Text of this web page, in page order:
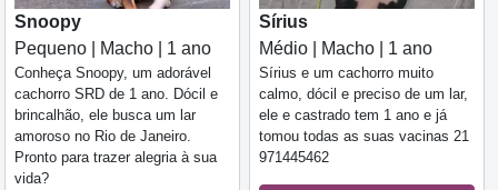
Snoopy
Pequeno | Macho | 1 ano
Conheça Snoopy, um adorável
cachorro SRD de 1 ano. Dócil e
brincalhão, ele busca um lar
amoroso no Rio de Janeiro.
Pronto para trazer alegria à sua
vida?
Sírius
Médio | Macho | 1 ano
Sírius e um cachorro muito
calmo, dócil e preciso de um lar,
ele e castrado tem 1 ano e já
tomou todas as suas vacinas 21
971445462